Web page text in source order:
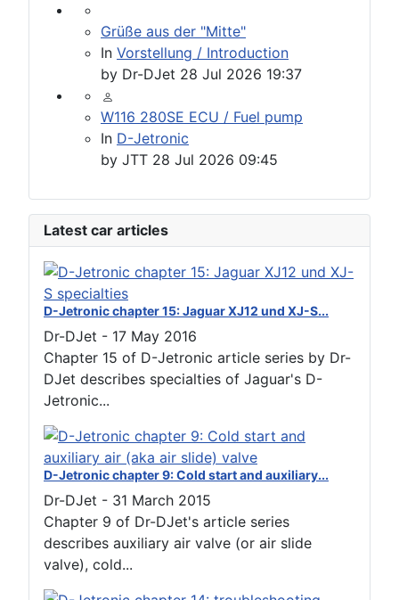
Grüße aus der "Mitte"
In Vorstellung / Introduction
by Dr-DJet 28 Jul 2026 19:37
W116 280SE ECU / Fuel pump
In D-Jetronic
by JTT 28 Jul 2026 09:45
Latest car articles
D-Jetronic chapter 15: Jaguar XJ12 und XJ-S...
Dr-DJet - 17 May 2016
Chapter 15 of D-Jetronic article series by Dr-
DJet describes specialties of Jaguar's D-
Jetronic...
D-Jetronic chapter 9: Cold start and auxiliary...
Dr-DJet - 31 March 2015
Chapter 9 of Dr-DJet's article series
describes auxiliary air valve (or air slide
valve), cold...